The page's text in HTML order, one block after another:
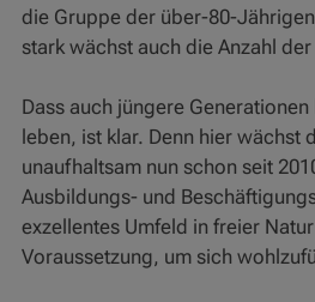
die Gruppe der über-80-
stark wächst auch die Anzahl
Dass auch jüngere
leben, ist klar. Denn hier wächst
unaufhaltsam nun schon seit
Ausbildungs- und
exzellentes Umfeld in freier
Voraussetzung, um sich